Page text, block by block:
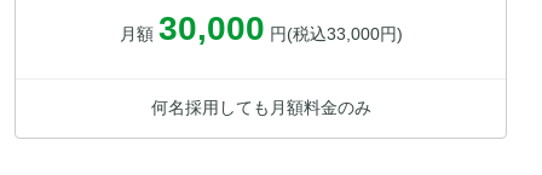
月額 30,000 円(税込33,000円)
何名採用しても月額料金のみ